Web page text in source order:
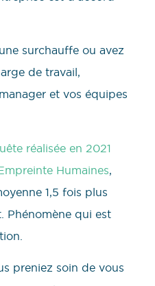
surchauffe ou avez
de travail,
et vos équipes
réalisée en 2021
Humaines,
1,5 fois plus
Phénomène qui est
preniez soin de vous